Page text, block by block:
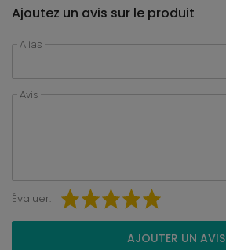
Ajoutez un avis sur le produit
Alias
Avis
Évaluer:
AJOUTER UN AVIS